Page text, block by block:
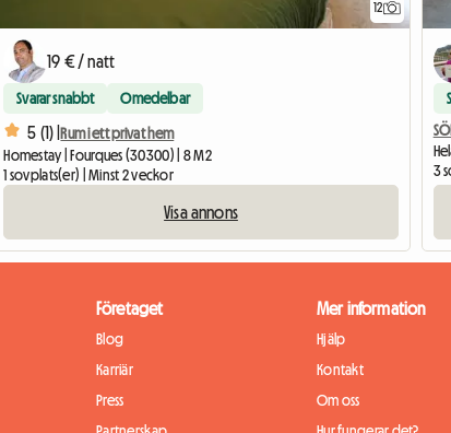
12
19 € / natt
Svarar snabbt Omedelbar
5 (1) |Rum i ett privat hem
Homestay | Fourques (30300) | 8 M2
1 sovplats(er) | Minst 2 veckor
Visa annons
3
Företaget
Blog
Karriär
Press
Mer information
Hjälp
Kontakt
Om oss